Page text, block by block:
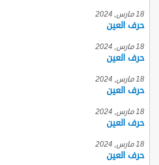
18 مارس, 2024
حرف العين
18 مارس, 2024
حرف العين
18 مارس, 2024
حرف العين
18 مارس, 2024
حرف العين
18 مارس, 2024
حرف العين